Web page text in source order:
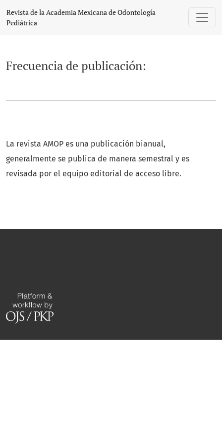
Frecuencia de publicación:
Revista de la Academia Mexicana de Odontología
Pediátrica
Frecuencia de publicación:
La revista AMOP es una publicación bianual,
generalmente se publica de manera semestral y es
revisada por el equipo editorial de acceso libre.